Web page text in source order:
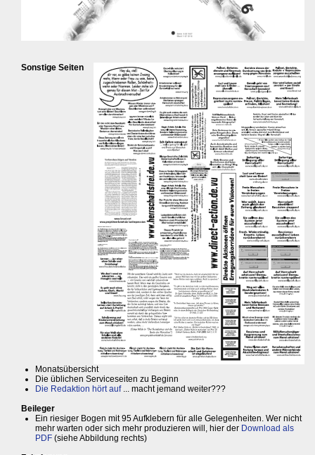
Sonstige Seiten
Monatsübersicht
Die üblichen Serviceseiten zu Beginn
Die Redaktion hört auf... macht jemand weiter???
Beileger
Ein riesiger Bogen mit 95 Aufklebern für alle Gelegenheiten. Wer nicht
mehr warten oder sich mehr produzieren will, hier der Download als
PDF (siehe Abbildung rechts)